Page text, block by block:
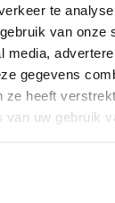
te
van onze
media,
gegevens
ze heeft
van uw gebruik
van
en
is het